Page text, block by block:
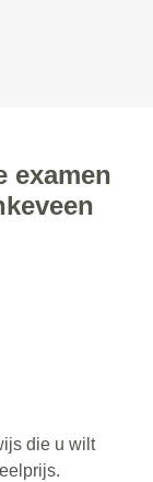
examen
die u wilt